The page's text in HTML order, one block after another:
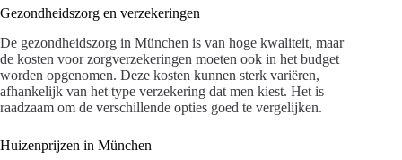
Gezondheidszorg en verzekeringen
De gezondheidszorg in München is van hoge kwaliteit, maar
de kosten voor zorgverzekeringen moeten ook in het budget
worden opgenomen. Deze kosten kunnen sterk variëren,
afhankelijk van het type verzekering dat men kiest. Het is
raadzaam om de verschillende opties goed te vergelijken.
Huizenprijzen in München